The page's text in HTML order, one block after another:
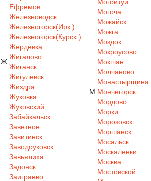
Ефремов
Ж
Железноводск
Железногорск(Ирк.)
Железногорск(Курск.)
Жердевка
Жигалово
Жиганск
Жигулевск
Жиздра
Жуковка
Жуковский
Забайкальск
Заветное
Завитинск
Заводоуковск
Завьялиха
Задонск
Заиграево
М
Могоча
Можайск
Можга
Моздок
Мокроусово
Мокшан
Молчаново
Монастырщина
Мончегорск
Мордово
Морки
Морозовск
Моршанск
Мосальск
Москаленки
Москва
Мостовской